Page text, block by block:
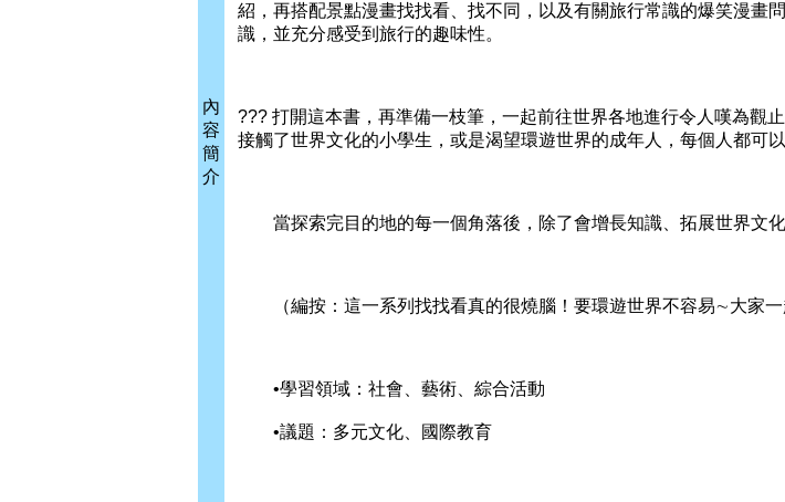
內
容
簡
介
紹，再搭配景點漫畫找找看、找不同，以及有關旅行常識的爆笑漫畫
識，並充分感受到旅行的趣味性。
??? 打開這本書，再準備一枝筆，一起前往世界各地進行令人嘆為觀
接觸了世界文化的小學生，或是渴望環遊世界的成年人，每個人都可
當探索完目的地的每一個角落後，除了會增長知識、拓展世界文化
（編按：這一系列找找看真的很燒腦！要環遊世界不容易∼大家一
•學習領域：社會、藝術、綜合活動
•議題：多元文化、國際教育